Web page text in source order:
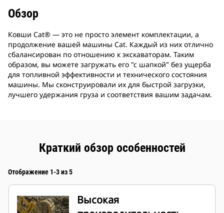
Обзор
Ковши Cat® ― это не просто элемент комплектации, а
продолжение вашей машины Cat. Каждый из них отлично
сбалансирован по отношению к экскаваторам. Таким
образом, вы можете загружать его "с шапкой" без ущерба
для топливной эффективности и технического состояния
машины. Мы сконструировали их для быстрой загрузки,
лучшего удержания груза и соответствия вашим задачам.
Краткий обзор особенностей
Отображение 1-3 из 5
Высокая